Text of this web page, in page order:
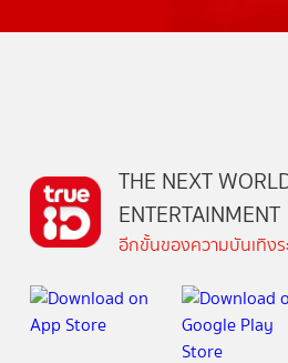
THE NEXT
ENTERTAINMENT
อีกขั้นของความบันเทิง